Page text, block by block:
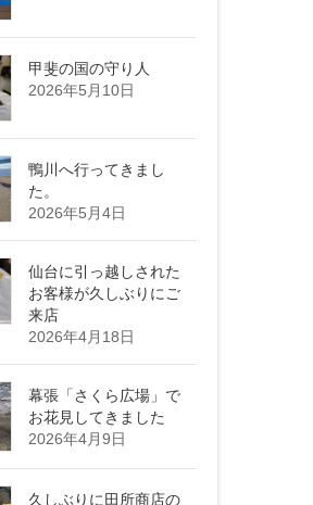
甲斐の国の守り人
2026年5月10日
鴨川へ行ってきまし
た。
2026年5月4日
仙台に引っ越しされた
お客様が久しぶりにご
来店
2026年4月18日
幕張「さくら広場」で
お花見してきました
2026年4月9日
久しぶりに田所商店の